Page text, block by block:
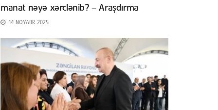
manat nəyə xərclənib? – Araşdırma
14 NOYABR 2025